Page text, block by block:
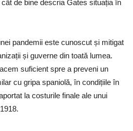
de bine descria Gates situația în
pandemii este cunoscut și mitigat
și guverne din toată lumea.
suficient spre a preveni un
cu gripa spaniolă, în condițiile în
la costurile finale ale unui